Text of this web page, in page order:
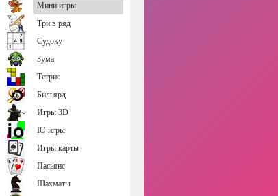
Мини игры
Три в ряд
Судоку
Зума
Тетрис
Бильярд
Игры 3D
IO игры
Игры карты
Пасьянс
Шахматы